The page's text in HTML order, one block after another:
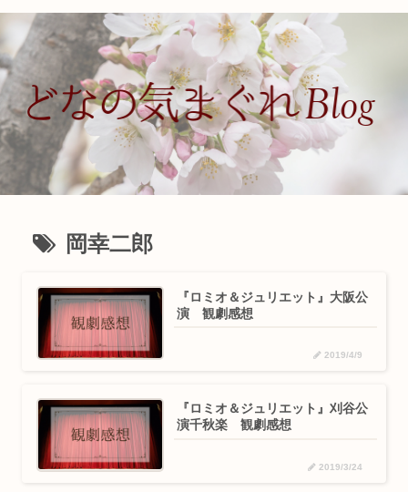
岡幸二郎
『ロミオ＆ジュリエット』大阪公
演 観劇感想
2019/4/9
『ロミオ＆ジュリエット』刈谷公
演千秋楽 観劇感想
2019/3/24